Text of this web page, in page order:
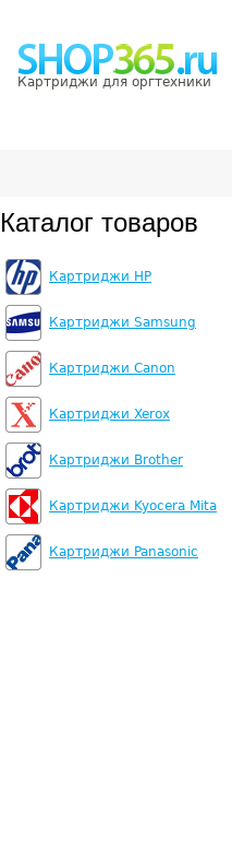
Картриджи для оргтехники
Каталог товаров
Картриджи HP
Картриджи Samsung
Картриджи Canon
Картриджи Xerox
Картриджи Brother
Картриджи Kyocera Mita
Картриджи Panasonic